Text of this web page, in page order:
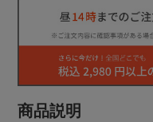
商品説明